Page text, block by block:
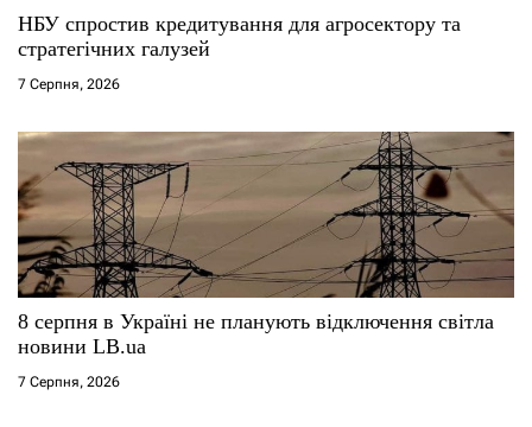
НБУ спростив кредитування для агросектору та
стратегічних галузей
7 Серпня, 2026
8 серпня в Україні не планують відключення світла
новини LB.ua
7 Серпня, 2026